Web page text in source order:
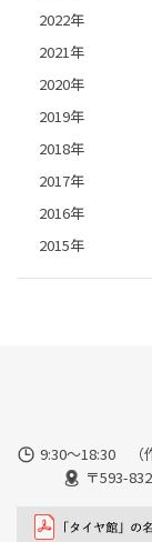
2022年
2021年
2020年
2019年
2018年
2017年
2016年
2015年
9:30〜18:30 （
〒593-